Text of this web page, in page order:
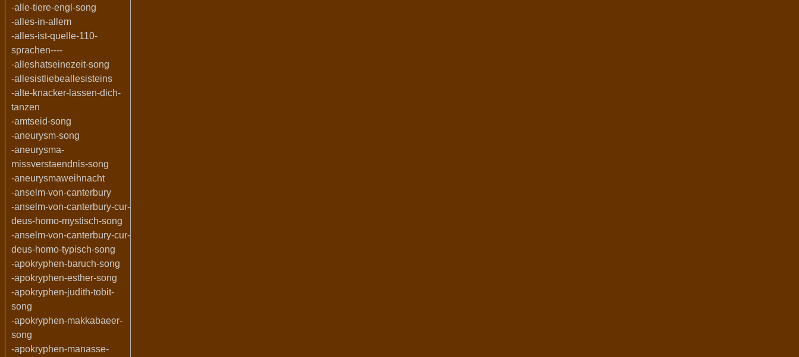
-alle-tiere-engl-song
-alles-in-allem
-alles-ist-quelle-110-
sprachen----
-alleshatseinezeit-song
-allesistliebeallesisteins
-alte-knacker-lassen-dich-
tanzen
-amtseid-song
-aneurysm-song
-aneurysma-
missverstaendnis-song
-aneurysmaweihnacht
-anselm-von-canterbury
-anselm-von-canterbury-cur-
deus-homo-mystisch-song
-anselm-von-canterbury-cur-
deus-homo-typisch-song
-apokryphen-baruch-song
-apokryphen-esther-song
-apokryphen-judith-tobit-
song
-apokryphen-makkabaeer-
song
-apokryphen-manasse-